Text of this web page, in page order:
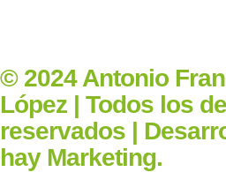
© 2024 Antonio
López | Todos los
reservados |
hay Marketing.